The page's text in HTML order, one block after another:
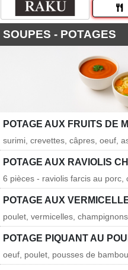
SOUPES - POTAGES
POTAGE AUX FRUITS DE
surimi, crevettes, câpres, oeuf,
POTAGE AUX RAVIOLIS
6 pièces - raviolis farcis au porc,
POTAGE AUX
poulet, vermicelles,
POTAGE PIQUANT AU
oeuf, poulet, pousses de